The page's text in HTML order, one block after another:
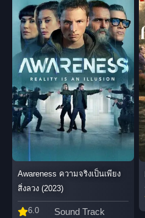
Awareness ความจริงเป็นเพียง
สิ่งลวง (2023)
6.0 Sound Track